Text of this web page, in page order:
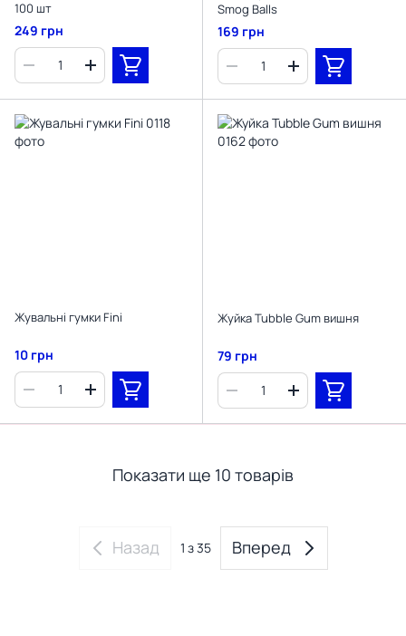
100 шт
249 грн
Smog Balls
169 грн
Жувальні гумки Fini
10 грн
Жуйка Tubble Gum вишня
79 грн
Показати ще 10 товарів
Назад 1 з 35 Вперед